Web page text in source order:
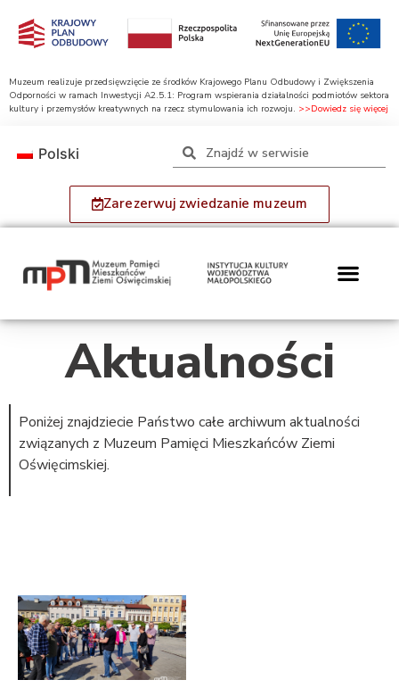
Muzeum realizuje przedsięwzięcie ze środków Krajowego Planu Odbudowy i Zwiększenia
Odporności w ramach Inwestycji A2.5.1: Program wspierania działalności podmiotów sektora
kultury i przemysłów kreatywnych na rzecz stymulowania ich rozwoju. >>Dowiedz się więcej
Zarezerwuj zwiedzanie muzeum
Polski
Aktualności
Poniżej znajdziecie Państwo całe archiwum aktualności
związanych z Muzeum Pamięci Mieszkańców Ziemi
Oświęcimskiej.